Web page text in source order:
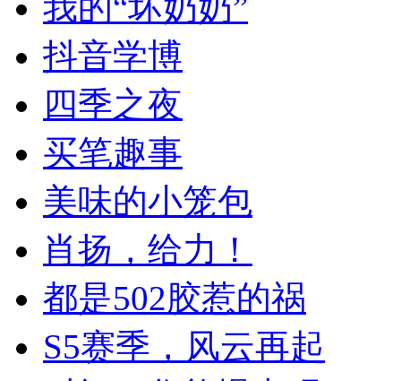
我的“坏奶奶”
抖音学博
四季之夜
买笔趣事
美味的小笼包
肖扬，给力！
都是502胶惹的祸
S5赛季，风云再起